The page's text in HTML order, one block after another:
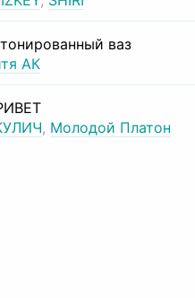
ваз
АК
, Молодой Платон